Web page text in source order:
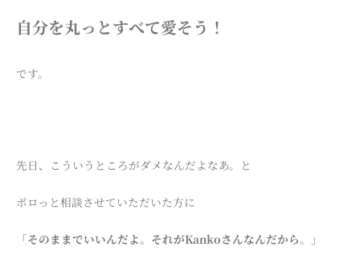
自分を丸っとすべて愛そう！
です。
先日、こういうところがダメなんだよなあ。と
ポロっと相談させていただいた方に
「そのままでいいんだよ。それがKankoさんなんだから。」